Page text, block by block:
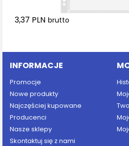
3,37 PLN brutto
INFORMACJE
Promocje
Nowe produkty
Najczęściej kupowane
Producenci
Nasze sklepy
Skontaktuj się z nami